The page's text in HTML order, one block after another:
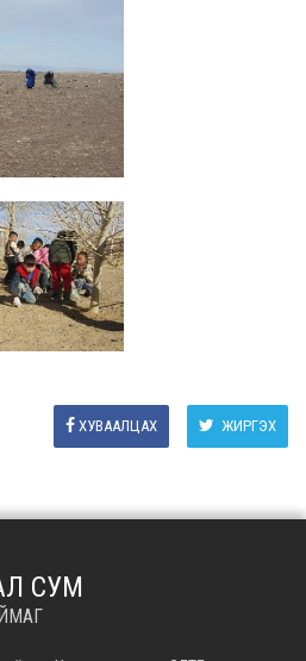
ЖИРГЭХ
ХУВААЛЦАХ
СУМ